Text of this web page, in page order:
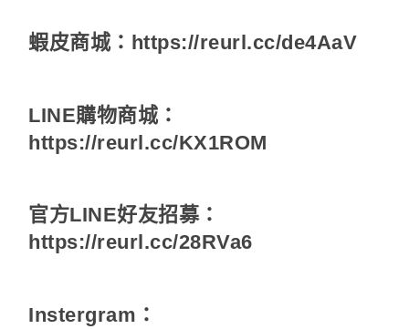
蝦皮商城： https://reurl.cc/de4AaV
LINE購物商城：
https://reurl.cc/KX1ROM
官方LINE好友招募：
https://reurl.cc/28RVa6
Instergram：